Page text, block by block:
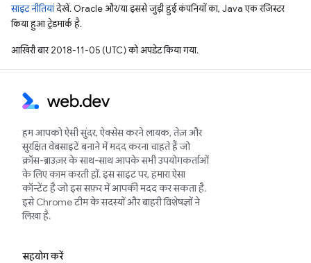
साइट नीतियांदेखें. Oracle और/या इससे जुड़ी हुई कंपनियों का, Java एक रजिस्टर
किया हुआ ट्रेडमार्क है.
आखिरी बार 2018-11-05 (UTC) को अपडेट किया गया.
हम आपको ऐसी सुंदर, ऐक्सेस करने लायक, तेज़ और
सुरक्षित वेबसाइटें बनाने में मदद करना चाहते हैं जो
क्रॉस-ब्राउज़र के साथ-साथ आपके सभी उपयोगकर्ताओं
के लिए काम करती हों. इस साइट पर, हमारा ऐसा
कॉन्टेंट है जो इस सफ़र में आपकी मदद कर सकता है.
इसे Chrome टीम के सदस्यों और बाहरी विशेषज्ञों ने
लिखा है.
सहयोग करें